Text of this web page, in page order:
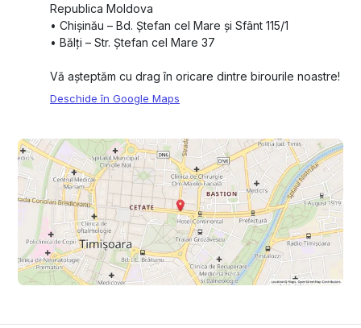
Republica Moldova
•⁠ ⁠Chișinău – Bd. Ștefan cel Mare și Sfânt 115/1
•⁠ ⁠Bălți – Str. Ștefan cel Mare 37
Vă așteptăm cu drag în oricare dintre birourile noastre!
Deschide în Google Maps